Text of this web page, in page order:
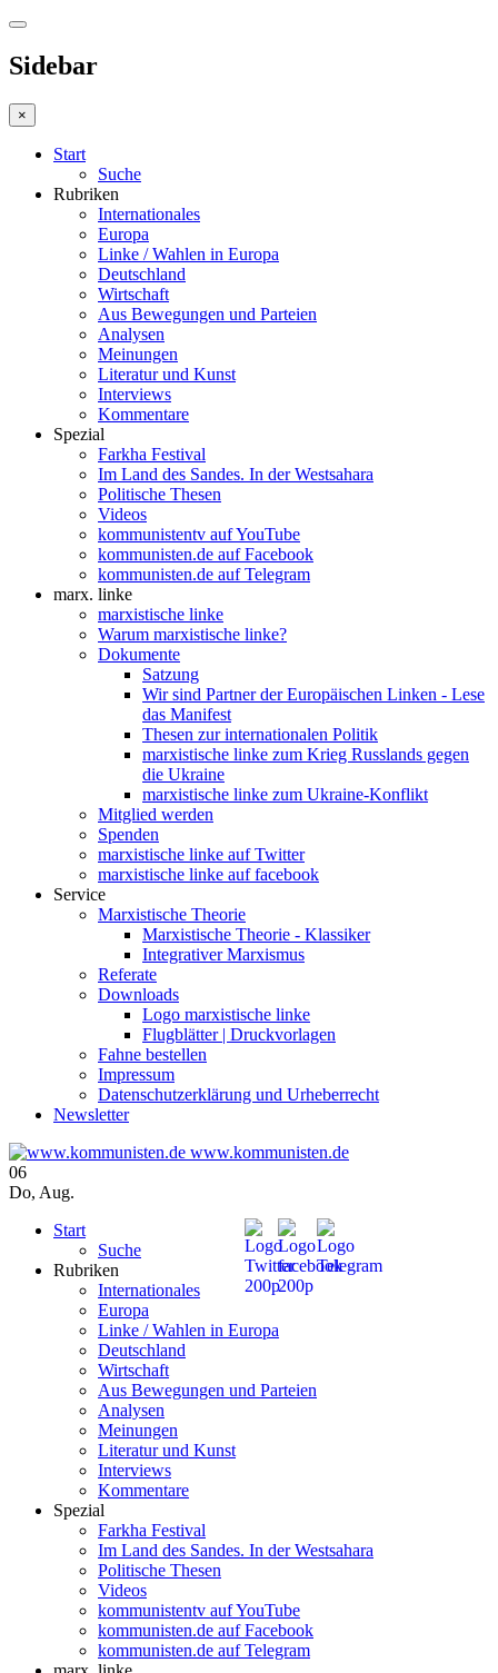
Sidebar
×
Start
Suche
Rubriken
Internationales
Europa
Linke / Wahlen in Europa
Deutschland
Wirtschaft
Aus Bewegungen und Parteien
Analysen
Meinungen
Literatur und Kunst
Interviews
Kommentare
Spezial
Farkha Festival
Im Land des Sandes. In der Westsahara
Politische Thesen
Videos
kommunistentv auf YouTube
kommunisten.de auf Facebook
kommunisten.de auf Telegram
marx. linke
marxistische linke
Warum marxistische linke?
Dokumente
Satzung
Wir sind Partner der Europäischen Linken - Lese
das Manifest
Thesen zur internationalen Politik
marxistische linke zum Krieg Russlands gegen
die Ukraine
marxistische linke zum Ukraine-Konflikt
Mitglied werden
Spenden
marxistische linke auf Twitter
marxistische linke auf facebook
Service
Marxistische Theorie
Marxistische Theorie - Klassiker
Integrativer Marxismus
Referate
Downloads
Logo marxistische linke
Flugblätter | Druckvorlagen
Fahne bestellen
Impressum
Datenschutzerklärung und Urheberrecht
Newsletter
www.kommunisten.de
06
Do, Aug.
Start
Suche
Rubriken
Internationales
Europa
Linke / Wahlen in Europa
Deutschland
Wirtschaft
Aus Bewegungen und Parteien
Analysen
Meinungen
Literatur und Kunst
Interviews
Kommentare
Spezial
Farkha Festival
Im Land des Sandes. In der Westsahara
Politische Thesen
Videos
kommunistentv auf YouTube
kommunisten.de auf Facebook
kommunisten.de auf Telegram